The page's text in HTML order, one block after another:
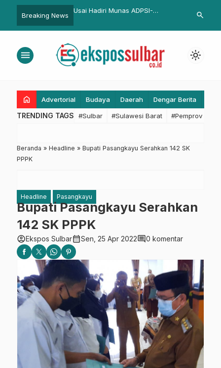
Breaking News
Rugi Aset Daerah dan
Volume Pekerjaan
Usai Hadiri Munas ADPSI-
DPRD Sulbar Siap Tingkatkan
Kemenkes:
search
menu light_mode
home Advertorial Budaya Daerah Dengar Berita
TRENDING TAGS #Sulbar #Sulawesi Barat #Pemprov
Beranda » Headline » Bupati Pasangkayu Serahkan 142 SK
PPPK
Headline Pasangkayu
Bupati Pasangkayu Serahkan
142 SK PPPK
account_circleEkspos Sulbarcalendar_monthSen, 25 Apr 2022comment0 komentar